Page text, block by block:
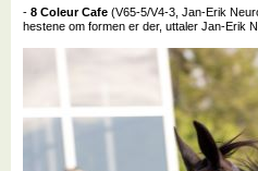
-8 Coleur Cafe (V65-5/V4-3, Jan-Erik
hestene om formen er der, uttaler Jan-Erik